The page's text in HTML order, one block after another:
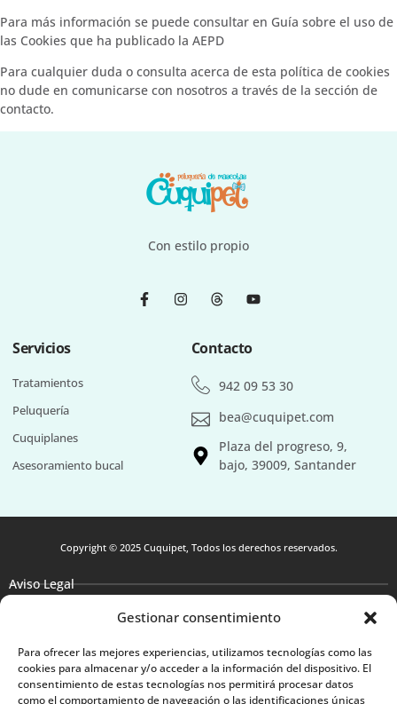
Gestionar consentimiento
Para ofrecer las mejores experiencias, utilizamos tecnologías como las
cookies para almacenar y/o acceder a la información del dispositivo. El
consentimiento de estas tecnologías nos permitirá procesar datos
como el comportamiento de navegación o las identificaciones únicas
Para más información se puede consultar en Guía sobre el uso de
las Cookies que ha publicado la AEPD
Para cualquier duda o consulta acerca de esta política de cookies
no dude en comunicarse con nosotros a través de la sección de
contacto.
Con estilo propio
Servicios
Tratamientos
Peluquería
Cuquiplanes
Asesoramiento bucal
Contacto
942 09 53 30
bea@cuquipet.com
Plaza del progreso, 9,
bajo, 39009, Santander
Copyright © 2025 Cuquipet, Todos los derechos reservados.
Aviso Legal
Política de Privacidad
Política de Cookies
Accesibilidad